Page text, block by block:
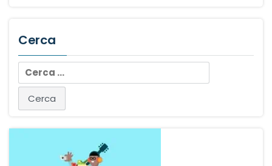
Cerca
Ricerca
per: